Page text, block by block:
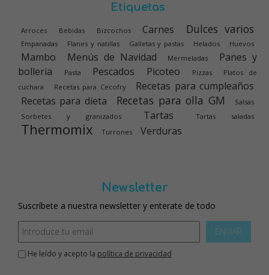
Etiquetas
Arroces Bebidas Bizcochos Carnes Dulces varios
Empanadas Flanes y natillas Galletas y pastas Helados Huevos
Mambo Menús de Navidad Mermeladas
Panes y
bolleria
Pasta Pescados Picoteo Pizzas
Platos de
cuchara
Recetas para Cecofry
Recetas para cumpleaños
Recetas para dieta
Recetas para olla GM
Salsas
Sorbetes y granizados
Tartas Tartas saladas
Thermomix Turrones Verduras
Newsletter
Suscríbete a nuestra newsletter y enterate de todo
ENVIAR
He leído y acepto la política de privacidad